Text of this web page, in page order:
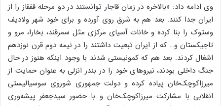
وی ادامه داد: «بالاخره در زمان قاجار توانستند در دو مرحله قفقاز را از
ایران جدا کنند. بعد هم به شرق روی آورده و برای خود شهر ولادیف
وستوک را بنا کرده و خانات آسیای مرکزی مثل سمرقند، بخارا، مرو و
تاجیکستان و… که از ایران تبعیت داشتند را در نیمه دوم قرن نوزدهم
اشغال کردند. بعد هم که کمونیستی شدند با وجود اینکه هنوز در حال
جنگ داخلی بودند، نیروهای خود را در بندر انزلی به عنوان حمایت از
میرزاکوچک‌خان پیاده کرده و دولت جمهوری شوروی سوسیالیستی
انقلابی با مشارکت میرزاکوچک‌خان و با حضور سیدجعفر پیشه‌وری